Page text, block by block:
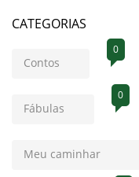
CATEGORIAS
Contos
0
Fábulas
0
Meu caminhar